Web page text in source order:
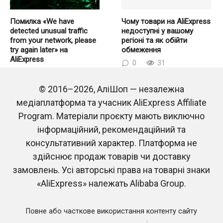
Помилка «We have
detected unusual traffic
from your network, please
try again later» на
AliExpress
Чому товари на AliExpress
недоступні у вашому
регіоні та як обійти
обмеження
0 31
Китайський Новий рік
2026 на AliExpress
Що означає UK, US та EU
Plug на AliExpress: тип
© 2016–2026, АліШоп — незалежна
медіаплатформа та учасник AliExpress Affiliate
Program. Матеріали проєкту мають виключно
інформаційний, рекомендаційний та
консультативний характер. Платформа не
здійснює продаж товарів чи доставку
замовлень. Усі авторські права на товарні знаки
«AliExpress» належать Alibaba Group.
Повне або часткове використання контенту сайту